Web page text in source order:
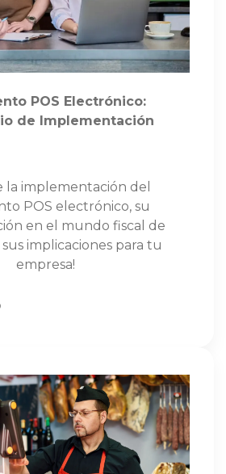
POS Electrónico:
de Implementación
la implementación del
POS electrónico, su
en el mundo fiscal de
implicaciones para tu
empresa!